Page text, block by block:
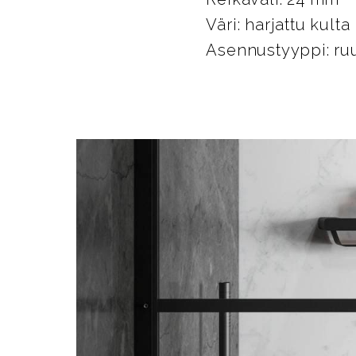
Väri: harjattu kulta
Asennustyyppi: